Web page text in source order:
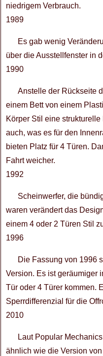
niedrigem Verbrauch.
1989
Es gab wenig
über die Ausstellfenster in
1990
Anstelle der Rückseite
einem Bett von einem
Körper Stil eine
auch, was es für den
bieten Platz für 4 Türen.
Fahrt weicher.
1992
Scheinwerfer, die
waren verändert das
einem 4 oder 2 Türen Stil
1996
Die Fassung von 1996
Version. Es ist geräumiger
Tür oder 4 Türer kommen.
Sperrdifferenzial für die
2010
Laut Popular
ähnlich wie die Version